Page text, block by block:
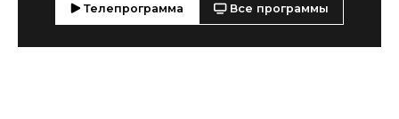
Телепрограмма Все программы